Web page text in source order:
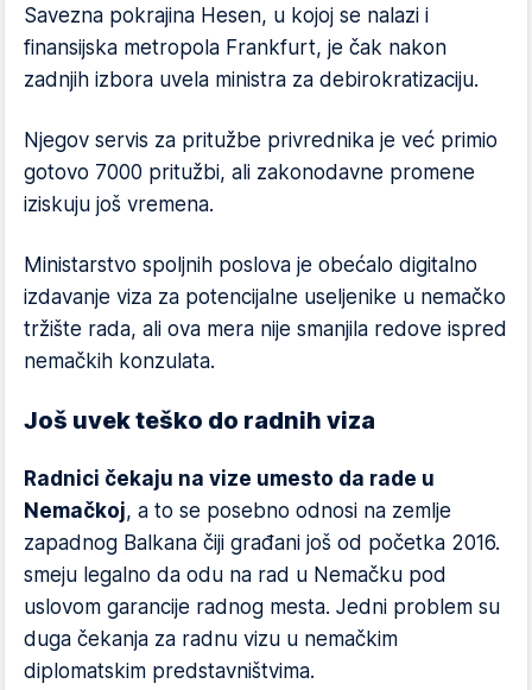
Savezna pokrajina Hesen, u kojoj se nalazi i
finansijska metropola Frankfurt, je čak nakon
zadnjih izbora uvela ministra za debirokratizaciju.
Njegov servis za pritužbe privrednika je već primio
gotovo 7000 pritužbi, ali zakonodavne promene
iziskuju još vremena.
Ministarstvo spoljnih poslova je obećalo digitalno
izdavanje viza za potencijalne useljenike u nemačko
tržište rada, ali ova mera nije smanjila redove ispred
nemačkih konzulata.
Još uvek teško do radnih viza
Radnici čekaju na vize umesto da rade u
Nemačkoj, a to se posebno odnosi na zemlje
zapadnog Balkana čiji građani još od početka 2016.
smeju legalno da odu na rad u Nemačku pod
uslovom garancije radnog mesta. Jedni problem su
duga čekanja za radnu vizu u nemačkim
diplomatskim predstavništvima.